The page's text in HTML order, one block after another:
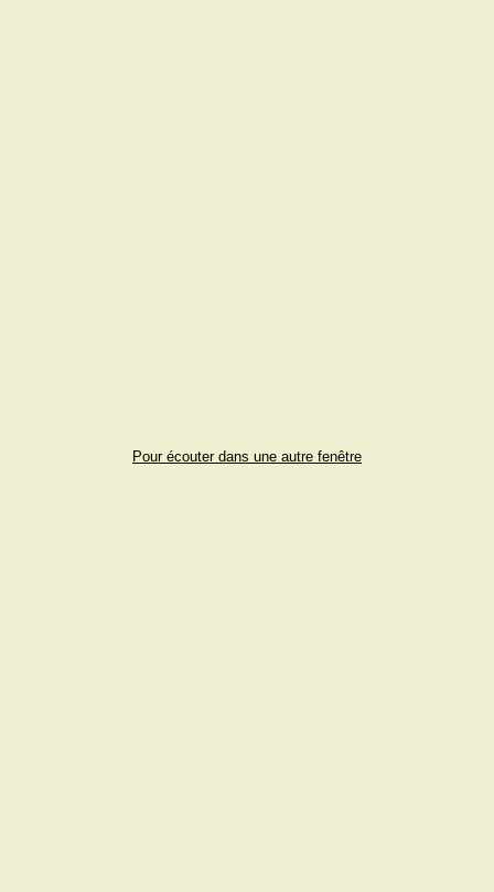
Pour écouter dans une autre fenêtre